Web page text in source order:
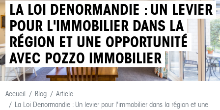
LA LOI DENORMANDIE : UN LEVIER
POUR L'IMMOBILIER DANS LA
RÉGION ET UNE OPPORTUNITÉ
AVEC POZZO IMMOBILIER
Accueil Blog
Article
La Loi Denormandie : Un levier pour l'immobilier dans la région et une